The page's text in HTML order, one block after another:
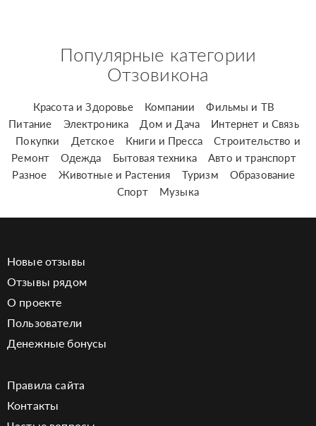
Популярные категории
Отзовикона
Красота и Здоровье Компании
Фильмы и ТВ
Питание
Электроника Дом и Дача
Интернет и Связь
Покупки
Детское Книги и Пресса
Строительство и
Ремонт
Одежда Бытовая техника
Авто и транспорт
Разное
Животные и Растения Туризм
Образование
Спорт
Музыка
Новые отзывы
Отзывы рядом
О проекте
Пользователи
Денежные бонусы
Правила сайта
Контакты